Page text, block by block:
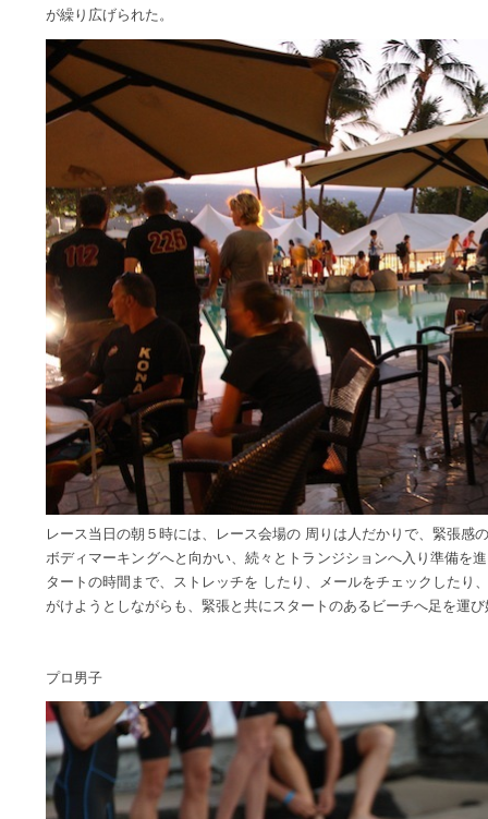
が繰り広げられた。
レース当日の朝５時には、レース会場の 周りは人だかりで、緊張感
ボディマーキングへと向かい、続々とトランジションへ入り準備を
タートの時間まで、ストレッチを したり、メールをチェックしたり
がけようとしながらも、緊張と共にスタートのあるビーチへ足を運
プロ男子